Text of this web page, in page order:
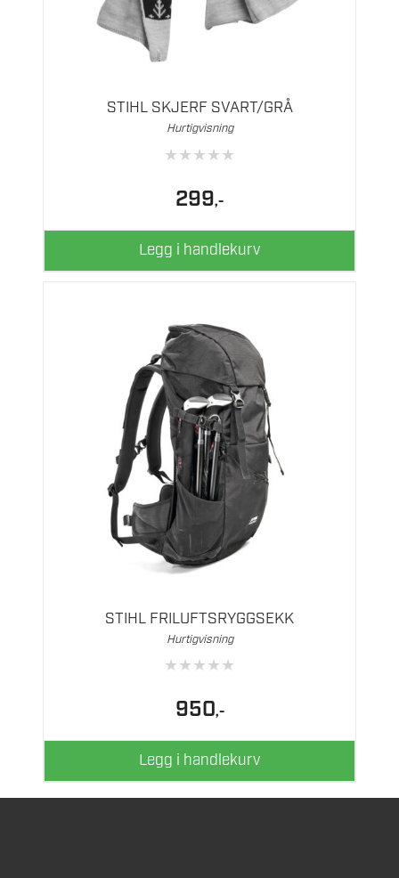
STIHL SKJERF SVART/GRÅ
Hurtigvisning
★★★★★
299,-
Legg i handlekurv
STIHL FRILUFTSRYGGSEKK
Hurtigvisning
★★★★★
950,-
Legg i handlekurv